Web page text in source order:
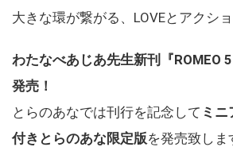
大きな環が繋がる、LOVEとアクシ
わたなべあじあ先生新刊『ROMEO
発売！
とらのあなでは刊行を記念して ミ
付きとらのあな限定版を発売致しま